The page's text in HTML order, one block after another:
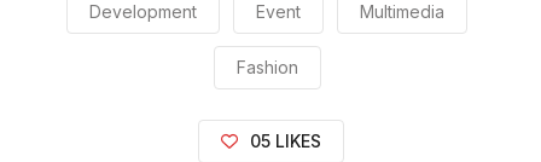
Development Event Multimedia
Fashion
05 LIKES